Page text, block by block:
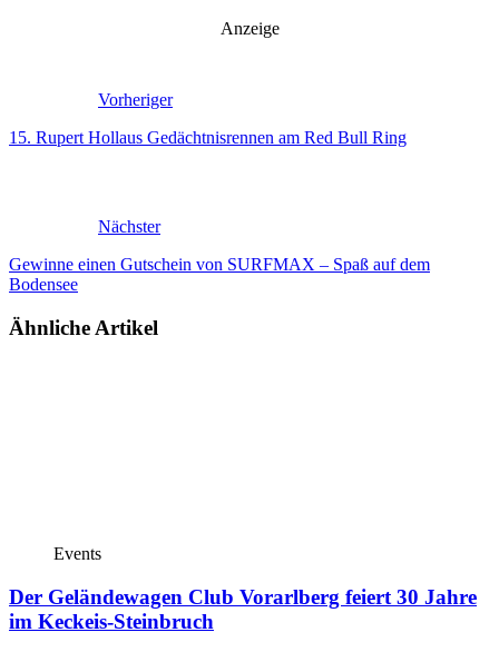
Anzeige
Vorheriger
15. Rupert Hollaus Gedächtnisrennen am Red Bull Ring
Nächster
Gewinne einen Gutschein von SURFMAX – Spaß auf dem
Bodensee
Ähnliche Artikel
Events
Der Geländewagen Club Vorarlberg feiert 30 Jahre
im Keckeis-Steinbruch